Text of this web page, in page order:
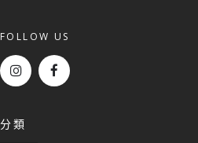
FOLLOW US
分類